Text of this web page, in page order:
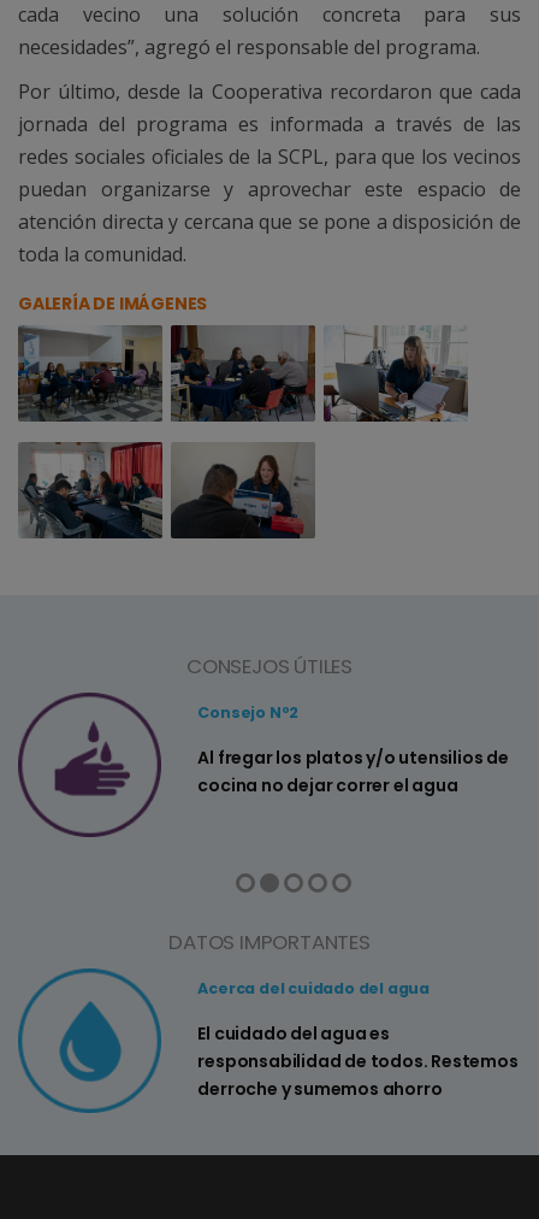
cada vecino una solución concreta para sus
necesidades”, agregó el responsable del programa.
Por último, desde la Cooperativa recordaron que cada
jornada del programa es informada a través de las
redes sociales oficiales de la SCPL, para que los vecinos
puedan organizarse y aprovechar este espacio de
atención directa y cercana que se pone a disposición de
toda la comunidad.
GALERÍA DE IMÁGENES
CONSEJOS ÚTILES
Consejo Nº2
Al fregar los platos y/o utensilios de
cocina no dejar correr el agua
DATOS IMPORTANTES
Acerca del cuidado del agua
El cuidado del agua es
responsabilidad de todos. Restemos
derroche y sumemos ahorro